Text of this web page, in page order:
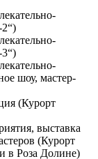
шоу, мастер-
(Курорт
выставка
(Курорт
в Роза Долине)